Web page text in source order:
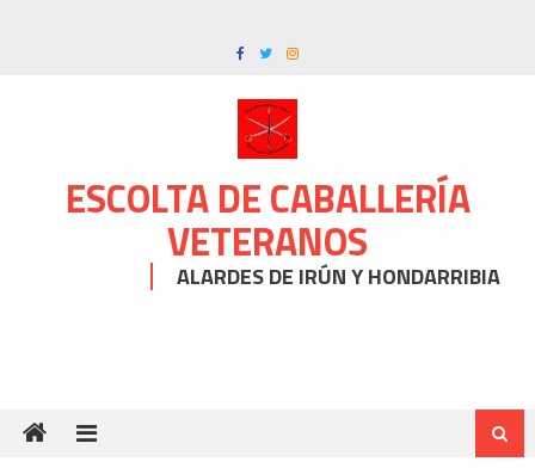
ESCOLTA DE CABALLERÍA
VETERANOS
ALARDES DE IRÚN Y HONDARRIBIA